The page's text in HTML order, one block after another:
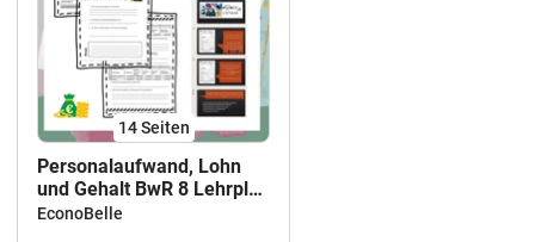
14Seiten
Personalaufwand, Lohn
und Gehalt BwR 8 Lehrplan
Plus
EconoBelle